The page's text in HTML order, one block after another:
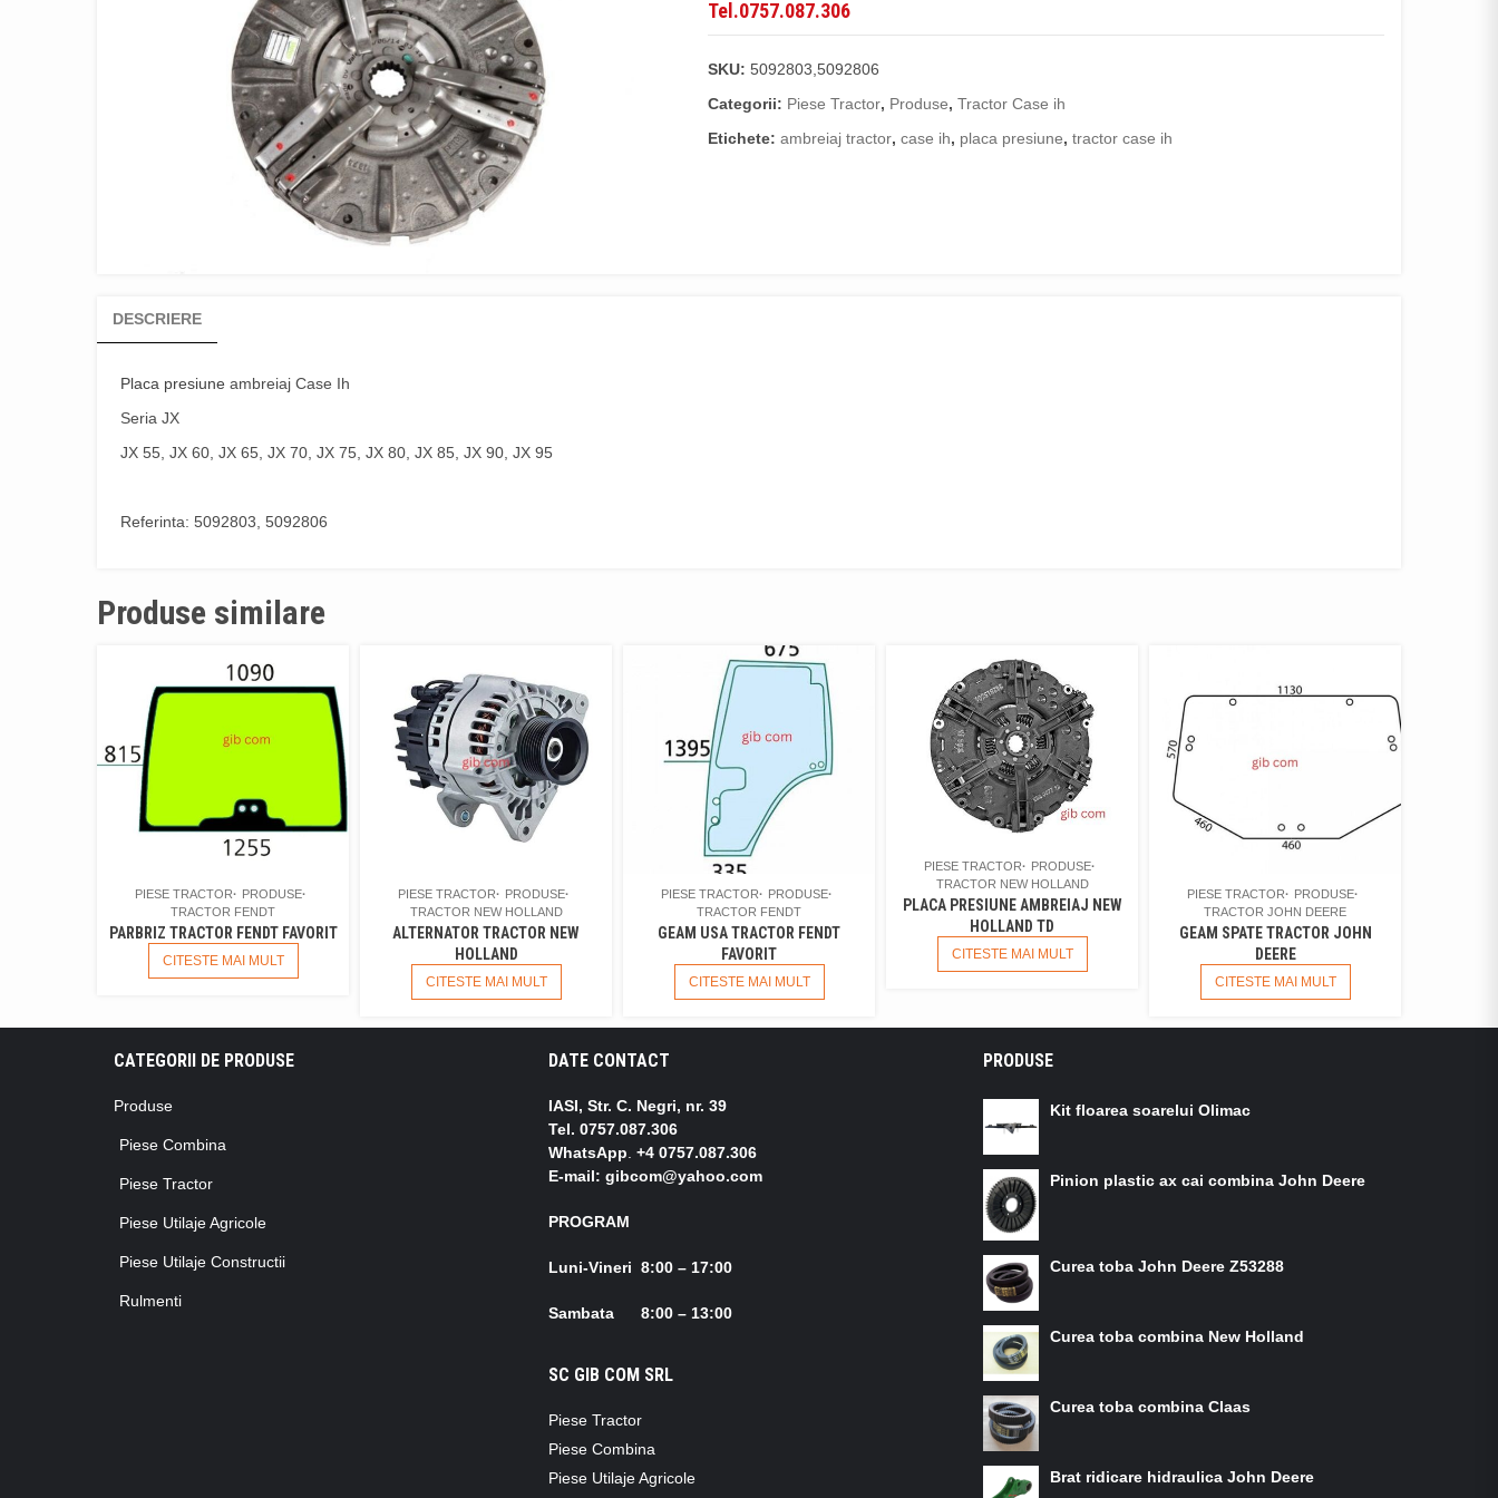
Tel.0757.087.306
SKU:5092803,5092806
Categorii: Piese Tractor, Produse,Tractor Case ih
Etichete:ambreiaj tractor,case ih, placa presiune,tractor case ih
DESCRIERE
Placa presiune ambreiaj Case Ih
Seria JX
JX 55, JX 60, JX 65, JX 70, JX 75, JX 80, JX 85, JX 90, JX 95
Referinta: 5092803, 5092806
Produse similare
PIESE TRACTOR
PRODUSE
TRACTOR FENDT
PARBRIZ TRACTOR FENDT FAVORIT
CITESTE MAI MULT
PIESE TRACTOR
PRODUSE
TRACTOR NEW HOLLAND
ALTERNATOR TRACTOR NEW
HOLLAND
CITESTE MAI MULT
PIESE TRACTOR
PRODUSE
TRACTOR FENDT
GEAM USA TRACTOR FENDT
FAVORIT
CITESTE MAI MULT
PIESE TRACTOR
PRODUSE
TRACTOR NEW HOLLAND
PLACA PRESIUNE AMBREIAJ NEW
HOLLAND TD
CITESTE MAI MULT
PIESE TRACTOR
PRODUSE
TRACTOR JOHN DEERE
GEAM SPATE TRACTOR JOHN
DEERE
CITESTE MAI MULT
CATEGORII DE PRODUSE
Produse
Piese Combina
Piese Tractor
Piese Utilaje Agricole
Piese Utilaje Constructii
Rulmenti
DATE CONTACT
IASI, Str. C. Negri, nr. 39
Tel. 0757.087.306
WhatsApp. +4 0757.087.306
E-mail: gibcom@yahoo.com
PROGRAM
Luni-Vineri 8:00 – 17:00
Sambata 8:00 – 13:00
SC GIB COM SRL
Piese Tractor
Piese Combina
Piese Utilaje Agricole
PRODUSE
Kit floarea soarelui Olimac
Pinion plastic ax cai combina John Deere
Curea toba John Deere Z53288
Curea toba combina New Holland
Curea toba combina Claas
Brat ridicare hidraulica John Deere